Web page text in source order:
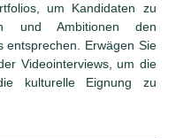
um Kandidaten zu
und Ambitionen den
entsprechen. Erwägen Sie
Videointerviews, um die
kulturelle Eignung zu